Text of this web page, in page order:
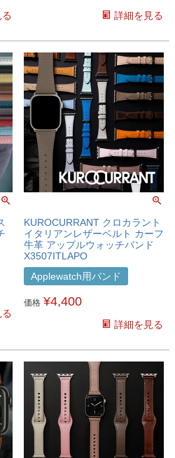
詳細を見る
KUROCURRANT クロカラント
イタリアンレザーベルト カーフ
牛革 アップルウォッチバンド
X3507ITLAPO
Applewatch用バンド
価格 ¥4,400
詳細を見る